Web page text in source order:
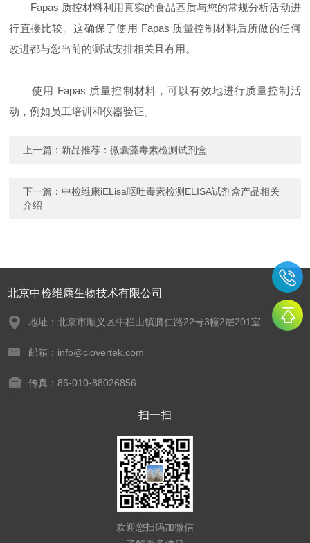
Fapas 质控材料利用真实的食品基质与您的常规分析活动进
行直接比较。这确保了使用 Fapas 质量控制材料后所做的任何
改进都与您当前的测试安排相关且有用。
使用 Fapas 质量控制材料，可以有效地进行质量控制活
动，例如员工培训和仪器验证。
上一篇： 新品推荐：微囊藻毒素检测试剂盒
下一篇：中检维康iELisa呕吐毒素检测ELISA试剂盒产品相关
介绍
北京中检维康生物技术有限公司
地址：北京市顺义区牛栏山镇腾仁路22号3幢2层201室
邮箱：info@clovertek.com
传真：86-010-88026856
扫一扫
欢迎您扫码加微信